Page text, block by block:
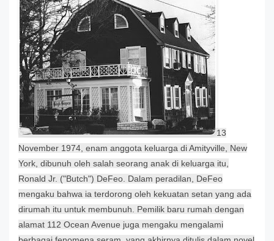
13
November 1974, enam anggota keluarga di Amityville, New
York, dibunuh oleh salah seorang anak di keluarga itu,
Ronald Jr. ("Butch") DeFeo. Dalam peradilan, DeFeo
mengaku bahwa ia terdorong oleh kekuatan setan yang ada
dirumah itu untuk membunuh. Pemilik baru rumah dengan
alamat 112 Ocean Avenue juga mengaku mengalami